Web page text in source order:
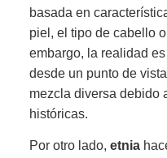
basada en
piel, el tipo de cabello
embargo, la realidad
desde un punto de
mezcla diversa debido
históricas.
Por otro lado, etnia